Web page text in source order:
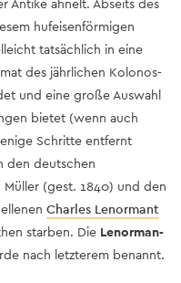
Antike ähnelt. Abseits des
hufeisenförmigen
tatsächlich in eine
des jährlichen Kolonos-
und eine große Auswahl
bietet (wenn auch
Schritte entfernt
den deutschen
(gest. 1840) und den
Charles Lenormant
starben. Die Lenorman-
nach letzterem benannt.